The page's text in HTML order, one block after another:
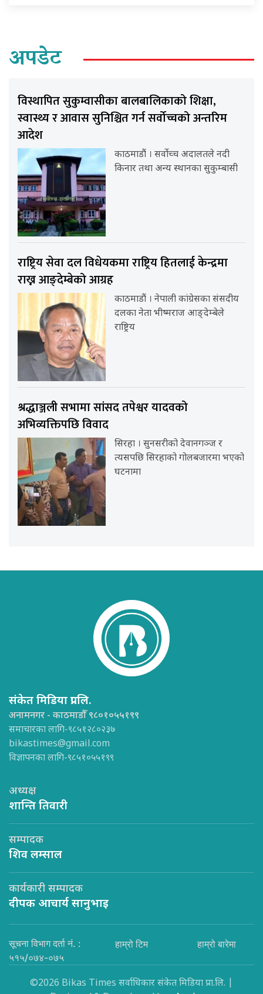
अपडेट
विस्थापित सुकुम्वासीका बालबालिकाको शिक्षा,
स्वास्थ्य र आवास सुनिश्चित गर्न सर्वोच्चको अन्तरिम
आदेश
काठमाडौं । सर्वोच्च अदालतले नदी
किनार तथा अन्य स्थानका सुकुम्बासी
राष्ट्रिय सेवा दल विधेयकमा राष्ट्रिय हितलाई केन्द्रमा
राख्न आङ्देम्बेको आग्रह
काठमाडौं । नेपाली कांग्रेसका संसदीय
दलका नेता भीष्मराज आङ्देम्बेले
राष्ट्रिय
श्रद्धाञ्जली सभामा सांसद तपेश्वर यादवको
अभिव्यक्तिपछि विवाद
सिरहा । सुनसरीको देवानगञ्ज र
त्यसपछि सिरहाको गोलबजारमा भएको
घटनामा
संकेत मिडिया प्रा.लि.
अनामनगर - काठमाडौँ ९८०१०५५१९९
समाचारका लागि-९८५१२८०२३७
bikastimes@gmail.com
विज्ञापनका लागि-९८५१०५५१९९
अध्यक्ष
शान्ति तिवारी
सम्पादक
शिव लम्साल
कार्यकारी सम्पादक
दीपक आचार्य सानुभाइ
सूचना विभाग दर्ता नं. :
५१५/०७४-०७५
हाम्रो टिम हाम्रो बारेमा
©2026 Bikas Times सर्वाधिकार संकेत मिडिया प्रा.लि. |